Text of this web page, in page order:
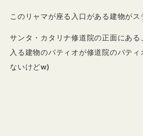
このリャマが座る入口がある建物がス
サンタ・カタリナ修道院の正面にあ
入る建物のパティオが修道院のパテ
ないけどw)